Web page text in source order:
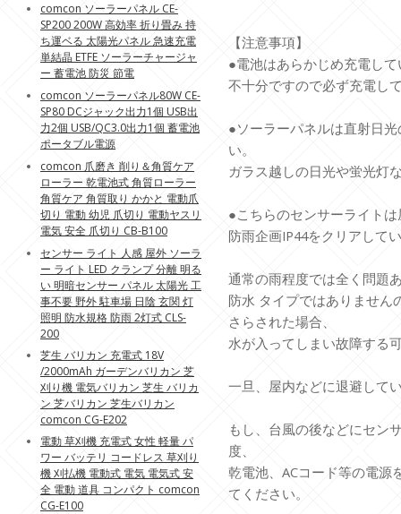
【注意事項】
●電池はあらかじめ充電し
不十分ですので必ず充電し
●ソーラーパネルは直射日
い。
ガラス越しの日光や蛍光灯
●こちらのセンサーライト
防雨企画IP44をクリアして
通常の雨程度では全く問題
防水 タイプではありません
さらされた場合、
水が入ってしまい故障する
一旦、屋内などに退避して
もし、台風の後などにセン
度、
乾電池、ACコード等の電源
てください。
comcon ソーラーパネル CE-
SP200 200W 高効率 折り畳み 持
ち運ベる 太陽光パネル 急速充電
単結晶 ETFE ソーラーチャージャ
ー 蓄電池 防災 節電
comcon ソーラーパネル80W CE-
SP80 DCジャック出力1個 USB出
力2個 USB/QC3.0出力1個 蓄電池
ポータブル電源
comcon 爪磨き 削り＆角質ケア
ローラー 乾電池式 角質ローラー
角質ケア 角質取り かかと 電動爪
切り 電動 幼児 爪切り 電動ヤスリ
電気 安全 爪切り CB-B100
センサー ライト 人感 屋外 ソーラ
ー ライト LED クランプ 分離 明る
い 明暗センサー パネル 太陽光 工
事不要 野外 駐車場 日陰 玄関 灯
照明 防水規格 防雨 2灯式 CLS-
200
芝生 バリカン 充電式 18V
/2000mAh ガーデンバリカン 芝
刈り機 電気バリカン 芝生 バリカ
ン 芝バリカン 芝生バリカン
comcon CG-E202
電動 草刈機 充電式 女性 軽量 パ
ワー バッテリ コードレス 草刈り
機 刈払機 電動式 電気 電気式 安
全 電動 道具 コンパクト comcon
CG-E100